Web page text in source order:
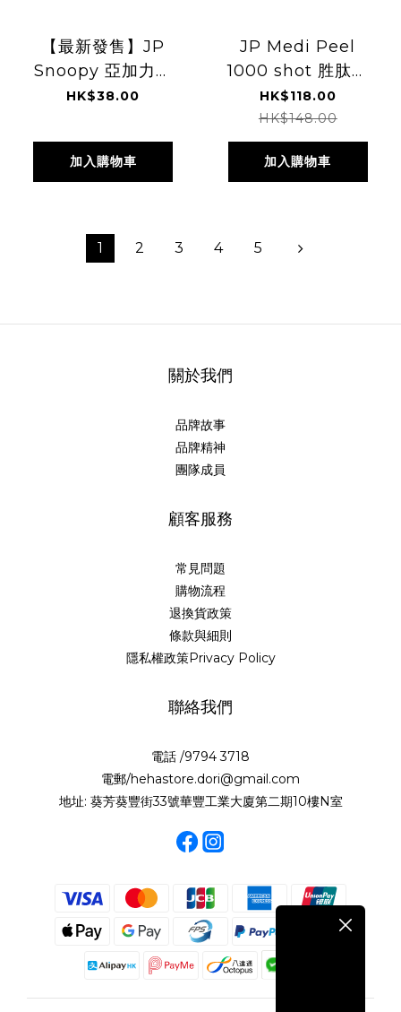
【最新發售】JP
Snoopy 亞加力膠
立體粒粒貼紙 4521
HK$38.00
加入購物車
JP Medi Peel
1000 shot 胜肽頸
霜棒 20g 5336
TK260727
HK$118.00
HK$148.00
加入購物車
1 2 3 4 5
關於我們
品牌故事
品牌精神
團隊成員
顧客服務
常見問題
購物流程
退換貨政策
條款與細則
隱私權政策Privacy Policy
聯絡我們
電話 /9794 3718
電郵/hehastore.dori@gmail.com
地址: 葵芳葵豐街33號華豐工業大廈第二期10樓N室